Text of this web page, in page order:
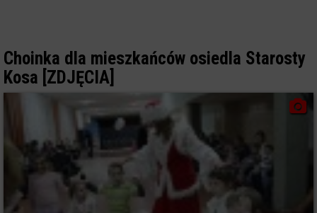
Choinka dla mieszkańców osiedla Starosty
Kosa [ZDJĘCIA]